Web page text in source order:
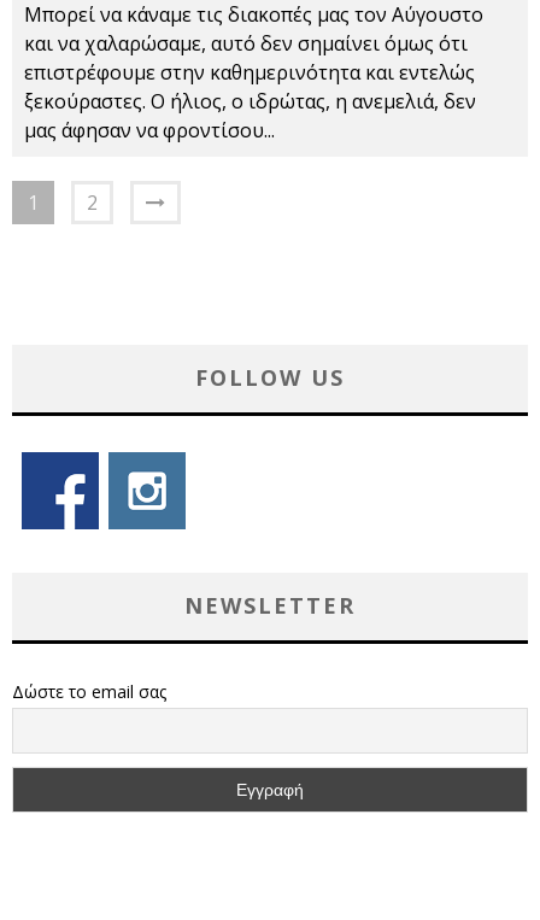
Μπορεί να κάναμε τις διακοπές μας τον Αύγουστο
και να χαλαρώσαμε, αυτό δεν σημαίνει όμως ότι
επιστρέφουμε στην καθημερινότητα και εντελώς
ξεκούραστες. Ο ήλιος, ο ιδρώτας, η ανεμελιά, δεν
μας άφησαν να φροντίσου...
1 2
FOLLOW US
NEWSLETTER
Δώστε το email σας